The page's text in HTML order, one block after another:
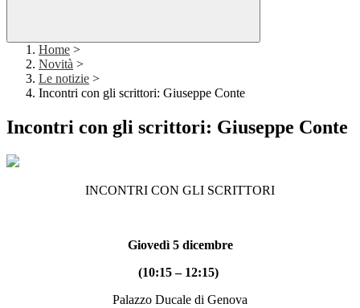
Home >
Novità >
Le notizie >
Incontri con gli scrittori: Giuseppe Conte
Incontri con gli scrittori: Giuseppe Conte
INCONTRI CON GLI SCRITTORI
Giovedì 5 dicembre
(10:15 – 12:15)
Palazzo Ducale di Genova